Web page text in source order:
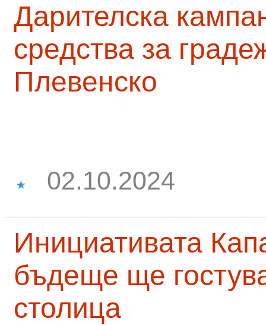
Дарителска
средства за
Плевенско
02.10.2024
Инициативата
бъдеще ще
столица